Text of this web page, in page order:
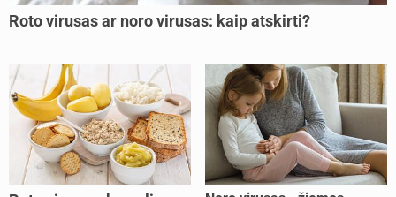
Roto virusas ar noro virusas: kaip atskirti?